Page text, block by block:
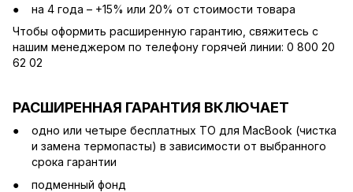
на 4 года – +15% или 20% от стоимости товара
Чтобы оформить расширенную гарантию, свяжитесь с
нашим менеджером по телефону горячей линии: 0 800 20
62 02
РАСШИРЕННАЯ ГАРАНТИЯ ВКЛЮЧАЕТ
одно или четыре бесплатных ТО для MacBook (чистка
и замена термопасты) в зависимости от выбранного
срока гарантии
подменный фонд